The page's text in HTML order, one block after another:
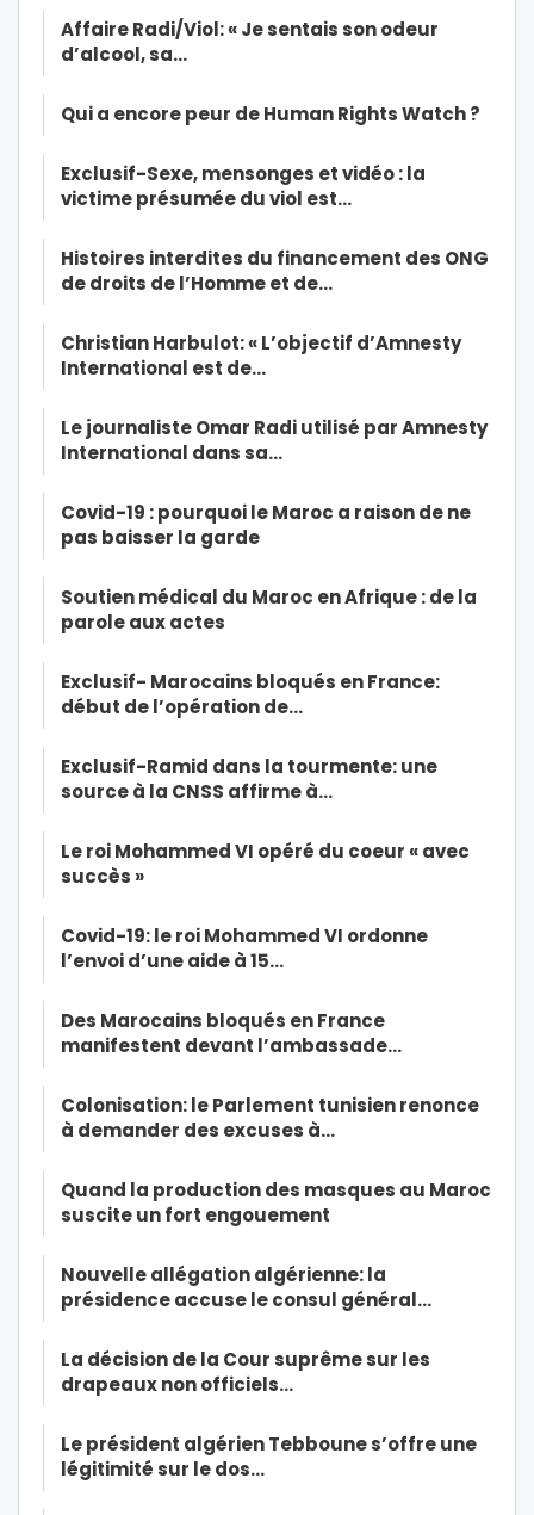
Affaire Radi/Viol: « Je sentais son odeur
d’alcool, sa…
Qui a encore peur de Human Rights Watch ?
Exclusif-Sexe, mensonges et vidéo : la
victime présumée du viol est…
Histoires interdites du financement des ONG
de droits de l’Homme et de…
Christian Harbulot: « L’objectif d’Amnesty
International est de…
Le journaliste Omar Radi utilisé par Amnesty
International dans sa…
Covid-19 : pourquoi le Maroc a raison de ne
pas baisser la garde
Soutien médical du Maroc en Afrique : de la
parole aux actes
Exclusif- Marocains bloqués en France:
début de l’opération de…
Exclusif-Ramid dans la tourmente: une
source à la CNSS affirme à…
Le roi Mohammed VI opéré du coeur « avec
succès »
Covid-19: le roi Mohammed VI ordonne
l’envoi d’une aide à 15…
Des Marocains bloqués en France
manifestent devant l’ambassade…
Colonisation: le Parlement tunisien renonce
à demander des excuses à…
Quand la production des masques au Maroc
suscite un fort engouement
Nouvelle allégation algérienne: la
présidence accuse le consul général…
La décision de la Cour suprême sur les
drapeaux non officiels…
Le président algérien Tebboune s’offre une
légitimité sur le dos…